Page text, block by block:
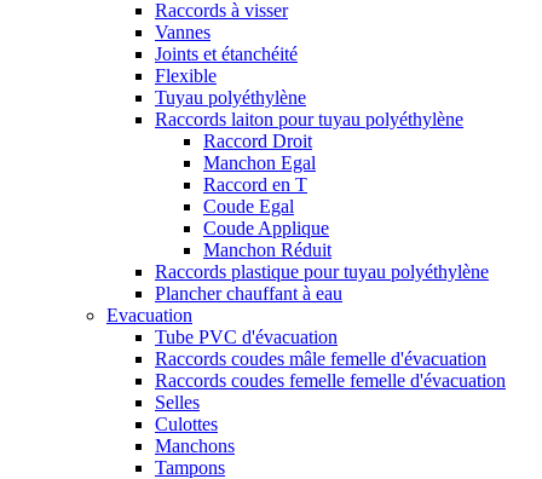
Raccords à visser
Vannes
Joints et étanchéité
Flexible
Tuyau polyéthylène
Raccords laiton pour tuyau polyéthylène
Raccord Droit
Manchon Egal
Raccord en T
Coude Egal
Coude Applique
Manchon Réduit
Raccords plastique pour tuyau polyéthylène
Plancher chauffant à eau
Evacuation
Tube PVC d'évacuation
Raccords coudes mâle femelle d'évacuation
Raccords coudes femelle femelle d'évacuation
Selles
Culottes
Manchons
Tampons